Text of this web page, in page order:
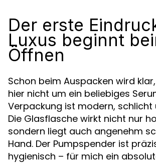
Der erste
Luxus beginnt
Öffnen
Schon beim Auspacken wird
hier nicht um ein beliebiges
Verpackung ist modern, schlicht
Die Glasflasche wirkt nicht nur
sondern liegt auch angenehm
Hand. Der Pumpspender ist
hygienisch – für mich ein